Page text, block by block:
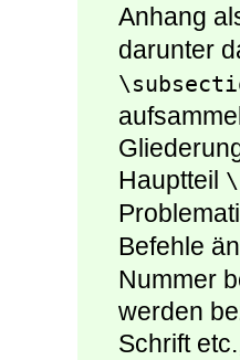
Anhang
darunter
Hauptteil
Befehle
Nummer
werden
Schrift